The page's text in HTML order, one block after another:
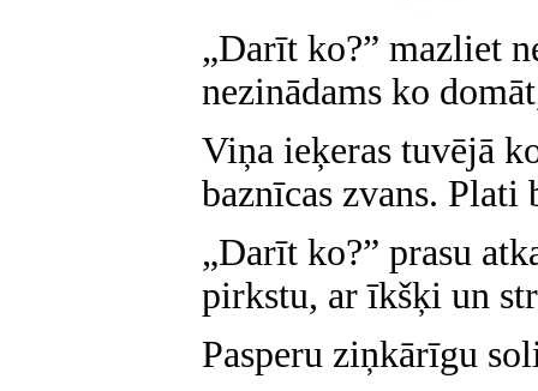
„Darīt ko?” mazliet
nezinādams ko
Viņa ieķeras tuvējā
baznīcas zvans. Plati
„Darīt ko?” prasu
pirkstu, ar īkšķi un
Pasperu ziņkārīgu